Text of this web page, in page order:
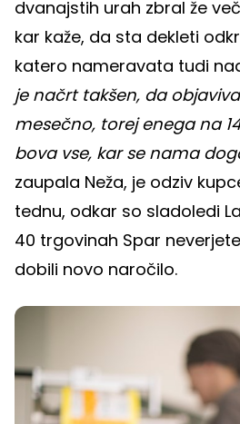
dvanajstih urah zbral že
kar kaže, da sta dekleti
katero nameravata tudi
je načrt takšen, da
mesečno, torej enega na
bova vse, kar se nama
zaupala Neža, je odziv
tednu, odkar so sladoledi
40 trgovinah Spar
dobili novo naročilo.